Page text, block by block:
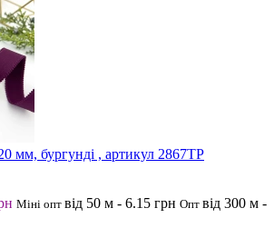
мм, бургунді , артикул 2867ТР
Міні опт від 50 м - 6.15 грн Опт від 300 м -